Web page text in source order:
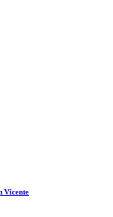
Vicente